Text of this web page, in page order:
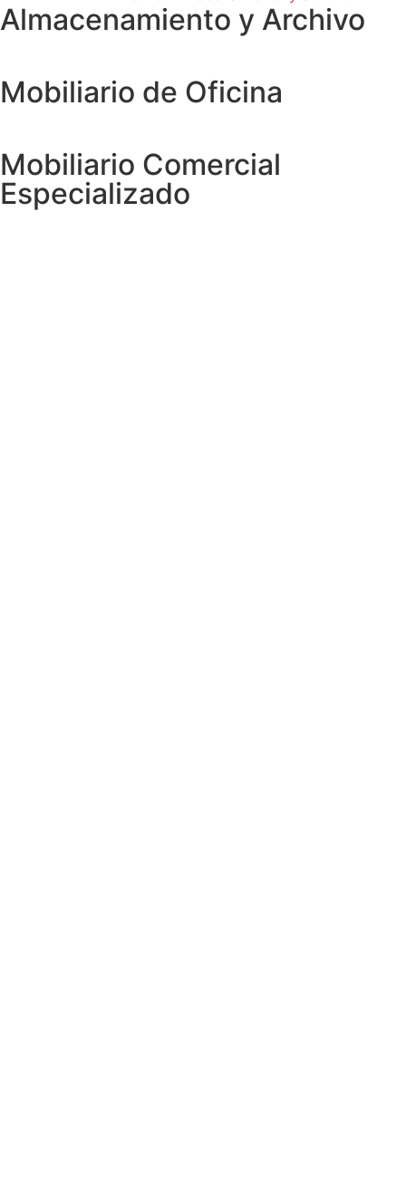
Almacenamiento y Archivo
Mobiliario de Oficina
Mobiliario Comercial
Especializado